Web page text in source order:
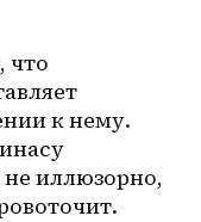
что
к нему.
иллюзорно,